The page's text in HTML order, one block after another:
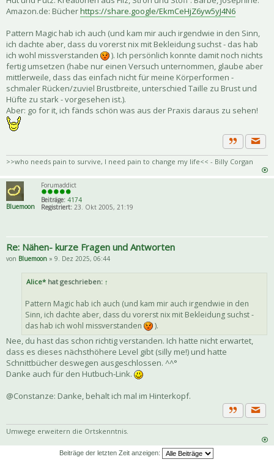
Amazon.de: Bücherhttps://share.google/EkmCeHjZ6yw5yJ4N6
Pattern Magic hab ich auch (und kam mir auch irgendwie in den Sinn,
ich dachte aber, dass du vorerst nix mit Bekleidung suchst - das hab
ich wohl missverstanden
). Ich persönlich konnte damit noch nichts
fertig umsetzen (habe nur einen Versuch unternommen, glaube aber
mittlerweile, dass das einfach nicht für meine Körperformen -
schmaler Rücken/zuviel Brustbreite, unterschied Taille zu Brust und
Hüfte zu stark - vorgesehen ist.).
Aber: go for it, ich fänds schön was aus der Praxis daraus zu sehen!
Zitat
>>who needs pain to survive, I need pain to change my life<< - Billy Corgan
Bluemoon
Forumaddict
Beiträge: 4174
Registriert: 23. Okt 2005, 21:19
Re: Nähen- kurze Fragen und Antworten
von Bluemoon » 9. Dez 2025, 06:44
Alice* hat geschrieben: ↑
Pattern Magic hab ich auch (und kam mir auch irgendwie in den
Sinn, ich dachte aber, dass du vorerst nix mit Bekleidung suchst -
das hab ich wohl missverstanden
).
Nee, du hast das schon richtig verstanden. Ich hatte nicht erwartet,
dass es dieses nächsthöhere Level gibt (silly me!) und hatte
Schnittbücher deswegen ausgeschlossen. ^^°
Danke auch für den Hutbuch-Link.
@Constanze: Danke, behalt ich mal im Hinterkopf.
Zitat
Umwege erweitern die Ortskenntnis.
Beiträge der letzten Zeit anzeigen: